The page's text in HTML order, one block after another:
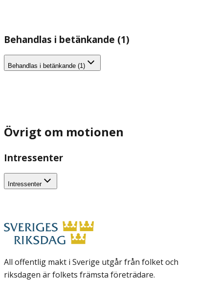
Behandlas i betänkande (1)
Behandlas i betänkande (1)
Övrigt om motionen
Intressenter
Intressenter
All offentlig makt i Sverige utgår från folket och
riksdagen är folkets främsta företrädare.